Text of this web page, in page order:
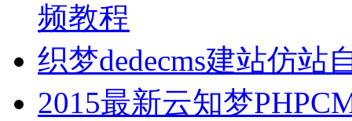
频教程
织梦dedecms建站仿站
2015最新云知梦